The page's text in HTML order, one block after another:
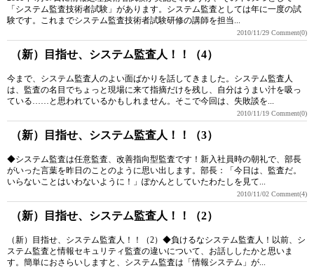
「システム監査技術者試験」があります。システム監査としては年に一度の試
験です。これまでシステム監査技術者試験研修の講師を担当...
2010/11/29 Comment(0)
（新）目指せ、システム監査人！！（4）
今まで、システム監査人のよい面ばかりを話してきました。システム監査人
は、監査の名目でちょっと現場に来て指摘だけを残し、自分はうまい汁を吸っ
ている……と思われているかもしれません。そこで今回は、失敗談を...
2010/11/19 Comment(0)
（新）目指せ、システム監査人！！（3）
◆システム監査は任意監査、改善指向型監査です！新入社員時の朝礼で、部長
がいった言葉を昨日のことのように思い出します。部長：「今日は、監査だ。
いらないことはいわないように！」ぽかんとしていたわたしを見て...
2010/11/02 Comment(4)
（新）目指せ、システム監査人！！（2）
（新）目指せ、システム監査人！！（2）◆負けるなシステム監査人！以前、シ
ステム監査と情報セキュリティ監査の違いについて、お話ししたかと思いま
す。簡単におさらいしますと、システム監査は「情報システム」が...